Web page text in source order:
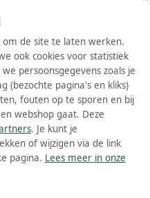
Wis filters Alle filters
de site te laten werken.
ook cookies voor statistiek
persoonsgegevens zoals je
(bezochte pagina's en kliks)
fouten op te sporen en bij
webshop gaat. Deze
. Je kunt je
of wijzigen via de link
pagina. Lees meer in onze